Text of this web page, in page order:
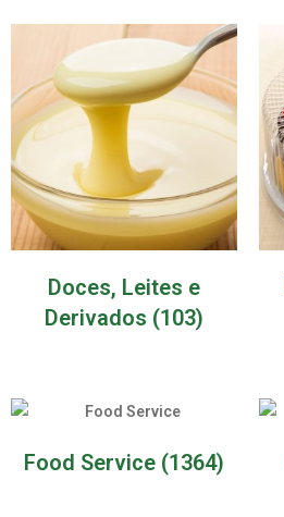
Doces, Leites e
Derivados (103)
Food Service (1364)